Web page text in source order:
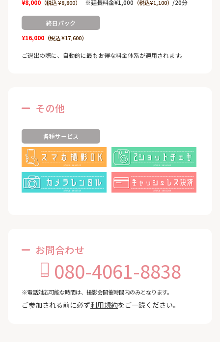
¥8,000（税込 ¥8,800） ※延長料金¥1,000 （税込¥1,100） /20分
終日パック
¥16,000（税込 ¥17,600）
ご退出の際に、自動的に最もお得な料金体系が適用されます。
その他
各種サービス
お問合わせ
080-4061-8838
※電話対応可能な時間は、撮影会開催時間内のみとなります。
ご参加される前に必ず利用規約をご一読ください。